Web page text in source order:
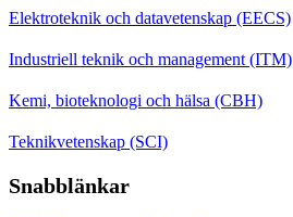
Elektroteknik och datavetenskap (EECS)
Industriell teknik och management (ITM)
Kemi, bioteknologi och hälsa (CBH)
Teknikvetenskap (SCI)
Snabblänkar